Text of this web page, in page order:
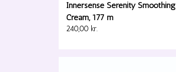
Innersense Serenity Smoothing
Cream, 177 m
240,00 kr.